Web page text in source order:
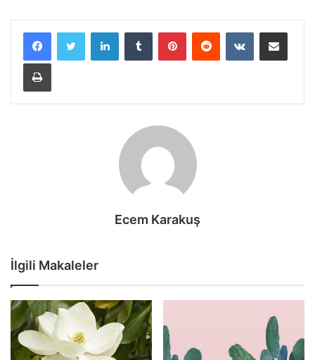
LinkedInTumblr PinterestReddit VKontakteE-Posta ile paylaş
Yazdır
Ecem Karakuş
İlgili Makaleler